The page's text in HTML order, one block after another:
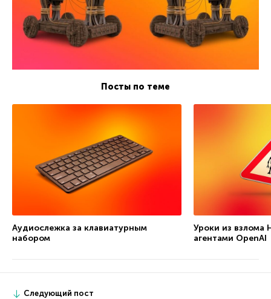
Посты по теме
Аудиослежка за клавиатурным
набором
Уроки из взлома
агентами OpenAI
Следующий пост